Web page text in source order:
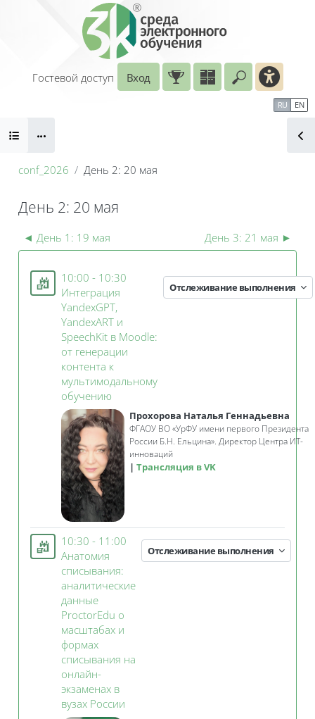
Перейти к основному содержанию
Введите
Гостевой доступ
Вход
RU EN
Блоки
conf_2026 День 2: 20 мая
День 2: 20 мая
Блоки
Секция: День 2: 20 мая | V
◄ День 1: 19 мая День 3: 21 мая ►
10:00 - 10:30
Интеграция
YandexGPT,
YandexART и
SpeechKit в Moodle:
от генерации
контента к
мультимодальному
обучению
Отслеживание выполнения
Прохорова Наталья Геннадьевна
ФГАОУ ВО«УрФУ имени первого Президента
России Б.Н. Ельцина». Директор Центра ИТ-
инноваций
Трансляция в VK
10:30 - 11:00
Анатомия
списывания:
аналитические
данные
ProctorEdu о
масштабах и
формах
списывания на
онлайн-
экзаменах в
вузах России
Отслеживание выполнения